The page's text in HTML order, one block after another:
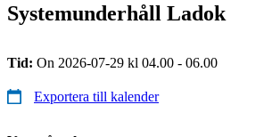
Systemunderhåll Ladok
Tid: On 2026-07-29 kl 04.00 - 06.00
Exportera till kalender